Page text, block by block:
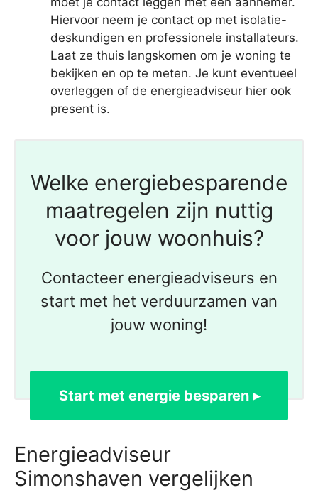
Hiervoor neem je contact op met isolatie-
deskundigen en professionele installateurs.
Laat ze thuis langskomen om je woning te
bekijken en op te meten. Je kunt eventueel
overleggen of de energieadviseur hier ook
present is.
Welke energiebesparende
maatregelen zijn nuttig
voor jouw woonhuis?
Contacteer energieadviseurs en
start met het verduurzamen van
jouw woning!
Start met energie besparen ▸
Energieadviseur
Simonshaven vergelijken